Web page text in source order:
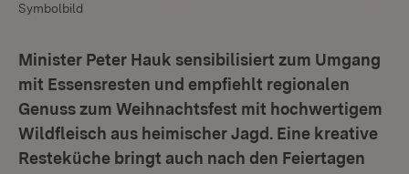
Symbolbild
Minister Peter Hauk sensibilisiert zum Umgang
mit Essensresten und empfiehlt regionalen
Genuss zum Weihnachtsfest mit hochwertigem
Wildfleisch aus heimischer Jagd. Eine kreative
Resteküche bringt auch nach den Feiertagen